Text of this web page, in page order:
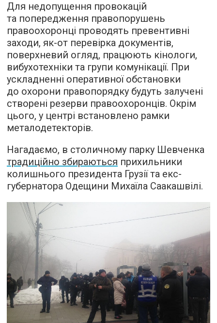
Для недопущення провокацій
та попередження правопорушень
правоохоронці проводять превентивні
заходи, як-от перевірка документів,
поверхневий огляд, працюють кінологи,
вибухотехніки та групи комунікації. При
ускладненні оперативної обстановки
до охорони правопорядку будуть залучені
створені резерви правоохоронців. Окрім
цього, у центрі встановлено рамки
металодетекторів.
Нагадаємо, в столичному парку Шевченка
традиційно збираються прихильники
колишнього президента Грузії та екс-
губернатора Одещини Михаїла Саакашвілі.